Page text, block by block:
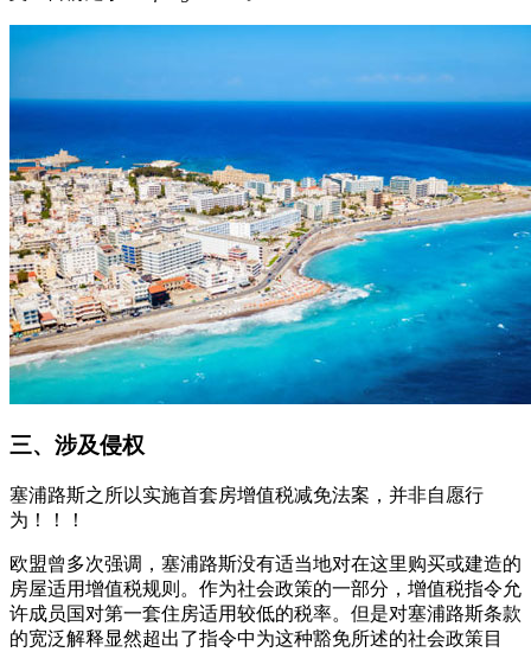
三、涉及侵权
塞浦路斯之所以实施首套房增值税减免法案，并非自愿行
为！！！
欧盟曾多次强调，塞浦路斯没有适当地对在这里购买或建造的
房屋适用增值税规则。作为社会政策的一部分，增值税指令允
许成员国对第一套住房适用较低的税率。但是对塞浦路斯条款
的宽泛解释显然超出了指令中为这种豁免所述的社会政策目